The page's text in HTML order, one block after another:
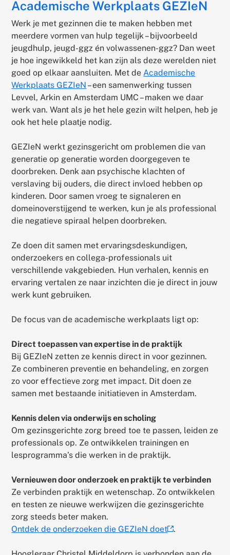
Academische Werkplaats GEZIeN
Werk je met gezinnen die te maken hebben met
meerdere vormen van hulp tegelijk – bijvoorbeeld
jeugdhulp, jeugd-ggz én volwassenen-ggz? Dan weet
je hoe ingewikkeld het kan zijn als deze werelden niet
goed op elkaar aansluiten. Met deAcademische
Werkplaats GEZIeN – een samenwerking tussen
Levvel, Arkin en Amsterdam UMC – maken we daar
werk van. Want als je het hele gezin wilt helpen, heb je
ook het hele plaatje nodig.
GEZIeN werkt gezinsgericht om problemen die van
generatie op generatie worden doorgegeven te
doorbreken. Denk aan psychische klachten of
verslaving bij ouders, die direct invloed hebben op
kinderen. Door samen vroeg te signaleren en
domeinoverstijgend te werken, kun je als professional
die negatieve spiraal helpen doorbreken.
Ze doen dit samen met ervaringsdeskundigen,
onderzoekers en collega-professionals uit
verschillende vakgebieden. Hun verhalen, kennis en
ervaring vertalen ze naar inzichten die je direct in jouw
werk kunt gebruiken.
De focus van de academische werkplaats ligt op:
Direct toepassen van expertise in de praktijk
Bij GEZIeN zetten ze kennis direct in voor gezinnen.
Ze combineren preventie en behandeling, en zorgen
zo voor effectieve zorg met impact. Dit doen ze
samen met bestaande initiatieven in Amsterdam.
Kennis delen via onderwijs en scholing
Om gezinsgerichte zorg breed toe te passen, leiden ze
professionals op. Ze ontwikkelen trainingen en
lesprogramma’s die werken in de praktijk.
Vernieuwen door onderzoek en praktijk te verbinden
Ze verbinden praktijk en wetenschap. Zo ontwikkelen
en testen ze nieuwe werkwijzen die gezinsgerichte
zorg steeds beter maken.
Ontdek de onderzoeken die GEZIeN doet(externe
.